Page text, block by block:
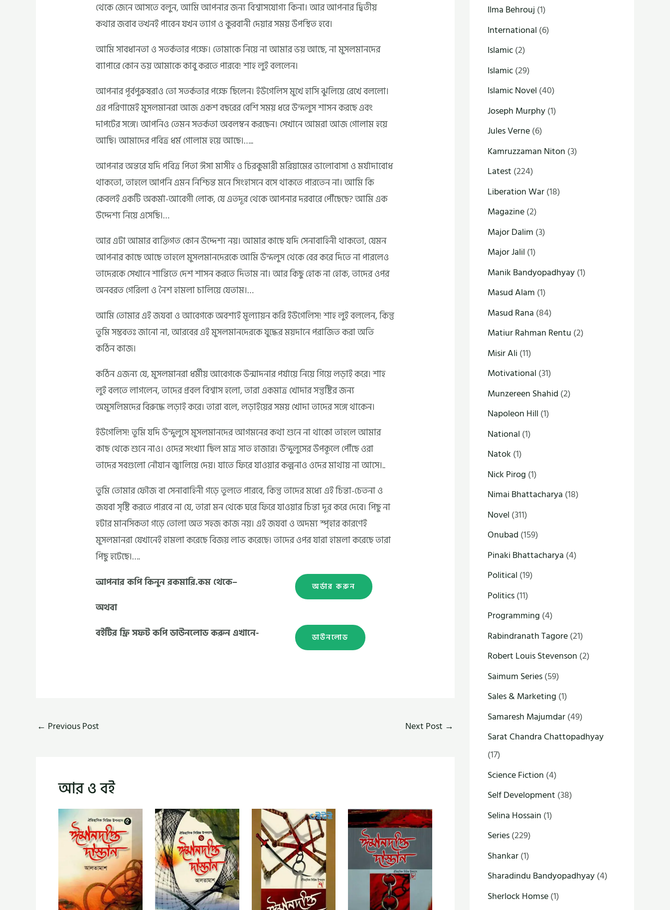
থেকে জেনে আসতে বলুন, আমি আপনার জন্য বিশ্বাসযোগ্য কিনা। আর আপনার দ্বিতীয়
কথার জবাব তখনই পাবেন যখন ত্যাগ ও কুরবানী দেয়ার সময় উপস্থিত হবে।
আমি সাবধানতা ও সতর্কতার পক্ষে। তোমাকে নিয়ে না আমার ভয় আছে, না মুসলমানদের
ব্যাপারে কোন ভয় আমাকে কাবু করতে পারবে! শাহ লুই বললেন।
আপনার পূর্বপুরুষরাও তো সতর্কতার পক্ষে ছিলেন। ইউগেলিস মুখে হাসি ঝুলিয়ে রেখে বললো।
এর পরিণামেই মুসলমানরা আজ একশ বছরের বেশি সময় ধরে উন্দলুস শাসন করছে এবং
দাপটের সঙ্গে। আপনিও তেমন সতর্কতা অবলম্বন করছেন। সেখানে আমরা আজ গোলাম হয়ে
আছি। আমাদের পবিত্র ধর্ম গোলাম হয়ে আছে।…..
আপনার অন্তরে যদি পবিত্র পিতা ঈসা মাসীহ ও চিরকুমারী মরিয়ামের ভালোবাসা ও মর্যাদাবোধ
থাকতো, তাহলে আপনি এমন নিশ্চিন্ত মনে সিংহাসনে বসে থাকতে পারতেন না। আমি কি
কেবলই একটি অকর্মা-আবেগী লোক, যে এতদূর থেকে আপনার দরবারে পৌঁছেছে? আমি এক
উদ্দেশ্য নিয়ে এসেছি।…
আর এটা আমার ব্যক্তিগত কোন উদ্দেশ্য নয়। আমার কাছে যদি সেনাবাহিনী থাকতো, যেমন
আপনার কাছে আছে তাহলে মুসলমানদেরকে আমি উন্দলুস থেকে বের করে দিতে না পারলেও
তাদেরকে সেখানে শান্তিতে দেশ শাসন করতে দিতাম না। আর কিছু হোক না হোক, তাদের ওপর
অনবরত গেরিলা ও নৈশ হামলা চালিয়ে যেতাম।…
আমি তোমার এই জযবা ও আবেগকে অবশ্যই মূল্যায়ন করি ইউগেলিস! শাহ লুই বললেন, কিন্তু
তুমি সম্ভবতঃ জানো না, আরবের এই মুসলমানদেরকে যুদ্ধের ময়দানে পরাজিত করা অতি
কঠিন কাজ।
কঠিন এজন্য যে, মুসলমানরা ধর্মীয় আবেগকে উন্মাদনার পর্যায়ে নিয়ে গিয়ে লড়াই করে। শাহ
লুই বলতে লাগলেন, তাদের প্রবল বিশ্বাস হলো, তারা একমাত্র খোদার সন্তুষ্টির জন্য
অমুসলিমদের বিরুদ্ধে লড়াই করে। তারা বলে, লড়াইয়ের সময় খোদা তাদের সঙ্গে থাকেন।
ইউগেলিস! তুমি যদি উন্দুলুসে মুসলমানদের আগমনের কথা শুনে না থাকো তাহলে আমার
কাছ থেকে শুনে নাও। ওদের সংখ্যা ছিল মাত্র সাত হাজার। উন্দুলুসের উপকূলে পৌঁছে ওরা
তাদের সবগুলো নৌযান জ্বালিয়ে দেয়। যাতে ফিরে যাওয়ার কল্পনাও ওদের মাথায় না আসে।..
তুমি তোমার ফৌজ বা সেনাবাহিনী গড়ে তুলতে পারবে, কিন্তু তাদের মধ্যে এই চিন্তা-চেতনা ও
জযবা সৃষ্টি করতে পারবে না যে, তারা মন থেকে ঘরে ফিরে যাওয়ার চিন্তা দূর করে দেবে। পিছু না
হটার মানসিকতা গড়ে তোলা অত সহজ কাজ নয়। এই জযবা ও অদম্য স্পৃহার কারণেই
মুসলমানরা যেখানেই হামলা করেছে বিজয় লাভ করেছে। তাদের ওপর যারা হামলা করেছে তারা
পিছু হটেছে।….
আপনার কপি কিনুন রকমারি.কম থেকে–
অর্ডার করুন
অথবা
বইটির ফ্রি সফট কপি ডাউনলোড করুন এখানে-
ডাউনলোড
← Previous Post Next Post →
আর ও বই
Ilma Behrouj (1)
International (6)
Islamic(2)
Islamic(29)
Islamic Novel (40)
Joseph Murphy(1)
Jules Verne(6)
Kamruzzaman Niton (3)
Latest (224)
Liberation War(18)
Magazine(2)
Major Dalim (3)
Major Jalil (1)
Manik Bandyopadhyay(1)
Masud Alam (1)
Masud Rana (84)
Matiur Rahman Rentu (2)
Misir Ali (11)
Motivational (31)
Munzereen Shahid (2)
Napoleon Hill (1)
National (1)
Natok (1)
Nick Pirog (1)
Nimai Bhattacharya (18)
Novel (311)
Onubad (159)
Pinaki Bhattacharya (4)
Political (19)
Politics(11)
Programming (4)
Rabindranath Tagore(21)
Robert Louis Stevenson (2)
Saimum Series(59)
Sales & Marketing (1)
Samaresh Majumdar(49)
Sarat Chandra Chattopadhyay
(17)
Science Fiction (4)
Self Development (38)
Selina Hossain (1)
Series(229)
Shankar(1)
Sharadindu Bandyopadhyay(4)
Sherlock Homse(1)